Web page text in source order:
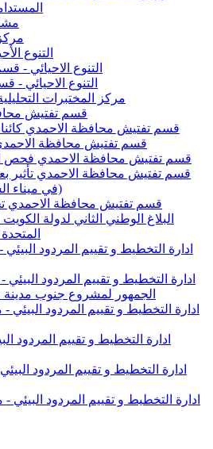
التنوع
التنوع الاحيائي -
التنوع الاحيائي -
مركز المختبرات
قسم تفتيش
قسم تفتيش محافظة الاحمدي
قسم تفتيش محافظة الاحمدي
قسم تفتيش محافظة الاحمدي فحص
قسم تفتيش محافظة الاحمدي تأثير
(في ميناء
قسم تفتيش محافظة الاحمدي
البلاغ الوطني الثاني لدولة
ادارة التخطيط و تقييم المردود
ادارة التخطيط و تقييم المردود
الجمهور لمشروع جنوب مدينة
ادارة التخطيط و تقييم المردود البيئي
ادارة التخطيط و تقييم المردود
ادارة التخطيط و تقييم المردود
ادارة التخطيط و تقييم المردود